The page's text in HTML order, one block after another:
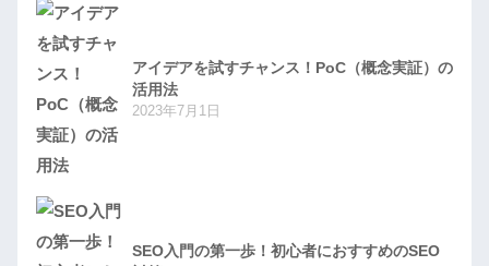
アイデアを試すチャンス！PoC（概念実証）の
活用法
2023年7月1日
SEO入門の第一歩！初心者におすすめのSEO